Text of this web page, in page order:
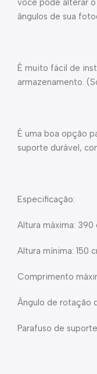
você pode alterar
ângulos de sua
É muito fácil de
armazenamento.
É uma boa opção
suporte durável,
Especificação:
Altura máxima: 390
Altura mínima: 150
Comprimento
Ângulo de rotação
Parafuso de